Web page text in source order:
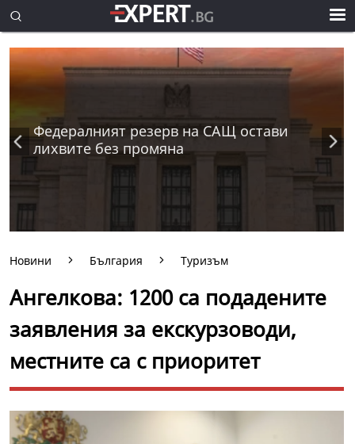
Федералният резерв на САЩ остави
лихвите без промяна
Новини България Туризъм
Ангелкова: 1200 са подадените
заявления за екскурзоводи,
местните са с приоритет